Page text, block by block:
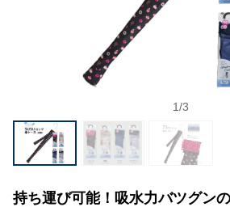
1/3
持ち運び可能！吸水力バツグン